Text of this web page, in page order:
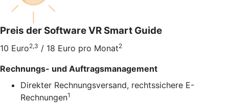
Preis der Software VR Smart Guide
10 Euro2,3 / 18 Euro pro Monat2
Rechnungs- und Auftragsmanagement
Direkter Rechnungsversand, rechtssichere E-
Rechnungen1